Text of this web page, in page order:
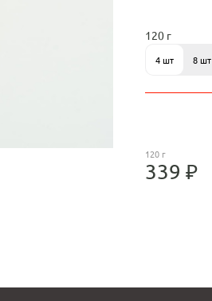
120 г
4 шт 8 шт
120 г
339 ₽